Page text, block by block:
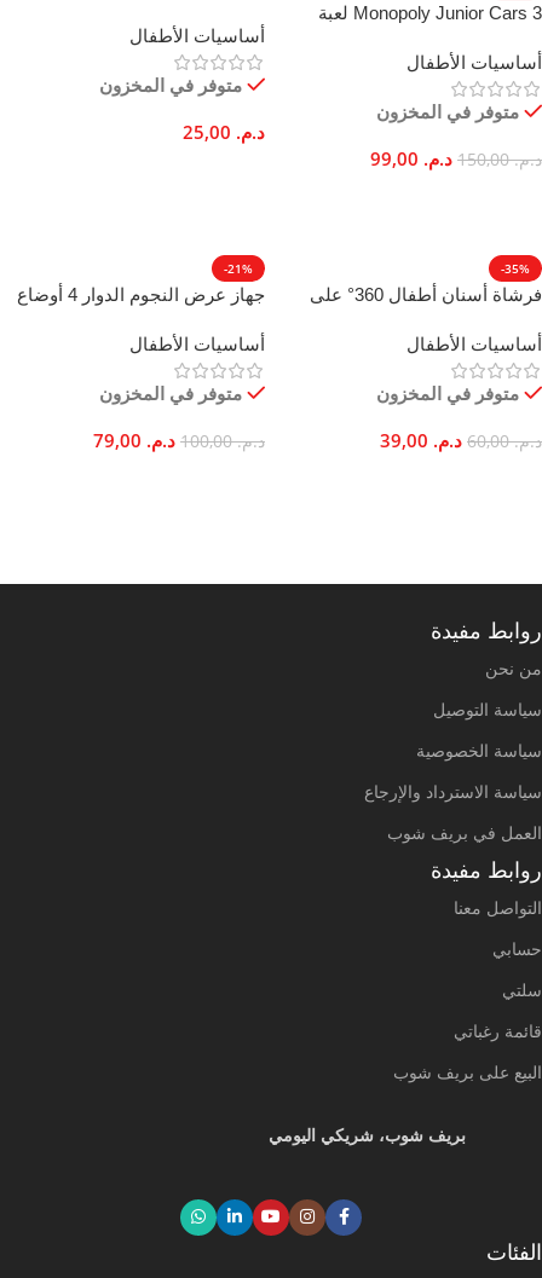
Monopoly Junior Cars 3 لعبة
سنوات
أساسيات الأطفال
متوفر في المخزون
د.م.150,00 د.م.
أساسيات الأطفال
متوفر في المخزون
د.م.
-35%
فرشاة أسنان أطفال 360° على
ولطيف من 3 إلى 12 سنة
أساسيات الأطفال
متوفر في المخزون
د.م.60,00 د.م.
-21%
جهاز عرض النجوم الدوار 4 أوضاع
أساسيات الأطفال
متوفر في المخزون
د.م.100,00 د.م.
بريف شوب، شريكي اليومي
الفئات
روابط مفيدة
من نحن
سياسة التوصيل
سياسة الخصوصية
سياسة الاسترداد والإرجاع
العمل في بريف شوب
روابط مفيدة
التواصل معنا
حسابي
سلتي
قائمة رغباتي
البيع على بريف شوب